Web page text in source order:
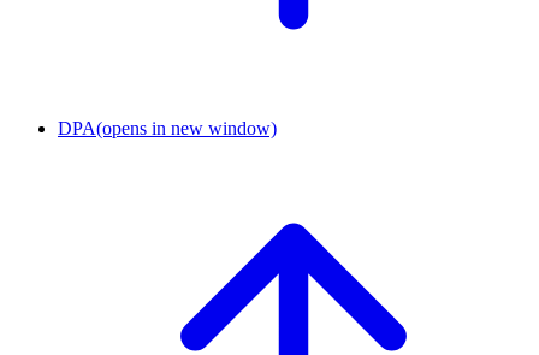
DPA(opens in new window)